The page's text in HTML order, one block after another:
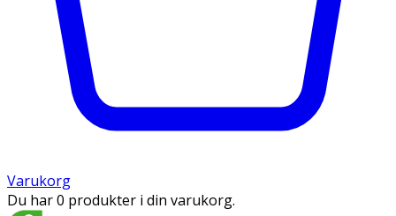
Varukorg
Du har 0 produkter i din varukorg.